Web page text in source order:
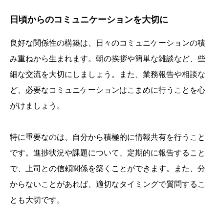
日頃からのコミュニケーションを大切に
良好な関係性の構築は、日々のコミュニケーションの積
み重ねから生まれます。朝の挨拶や簡単な雑談など、些
細な交流を大切にしましょう。また、業務報告や相談な
ど、必要なコミュニケーションはこまめに行うことを心
がけましょう。
特に重要なのは、自分から積極的に情報共有を行うこと
です。進捗状況や課題について、定期的に報告すること
で、上司との信頼関係を築くことができます。また、分
からないことがあれば、適切なタイミングで質問するこ
とも大切です。